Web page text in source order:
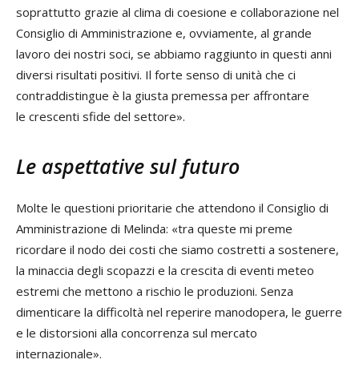
soprattutto grazie al clima di coesione e collaborazione nel
Consiglio di Amministrazione e, ovviamente, al grande
lavoro dei nostri soci, se abbiamo raggiunto in questi anni
diversi risultati positivi. Il forte senso di unità che ci
contraddistingue è la giusta premessa per affrontare
le crescenti sfide del settore».
Le aspettative sul futuro
Molte le questioni prioritarie che attendono il Consiglio di
Amministrazione di Melinda: «tra queste mi preme
ricordare il nodo dei costi che siamo costretti a sostenere,
la minaccia degli scopazzi e la crescita di eventi meteo
estremi che mettono a rischio le produzioni. Senza
dimenticare la difficoltà nel reperire manodopera, le guerre
e le distorsioni alla concorrenza sul mercato
internazionale».